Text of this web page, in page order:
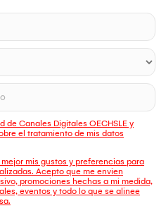
de Canales Digitales OECHSLE y
el tratamiento de mis datos
mis gustos y preferencias para
Acepto que me envien
promociones hechas a mi medida,
eventos y todo lo que se alinee